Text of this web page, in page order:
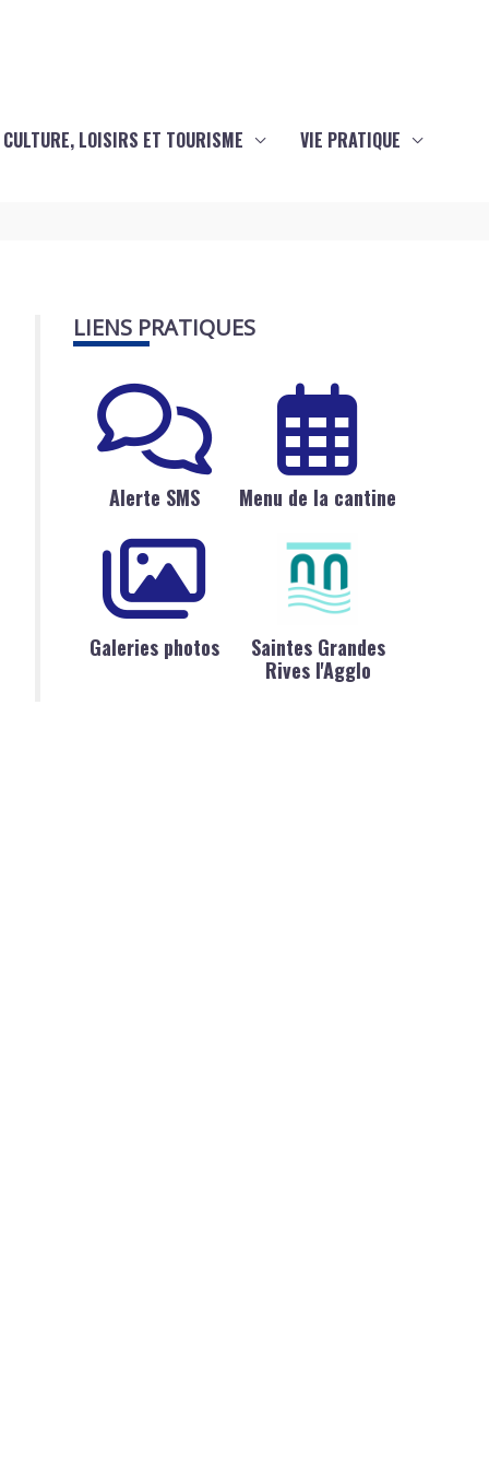
CULTURE, LOISIRS ET TOURISME VIE PRATIQUE
LIENS PRATIQUES
Alerte SMS Menu de la cantine
Galeries photos
Saintes Grandes
Rives l'Agglo